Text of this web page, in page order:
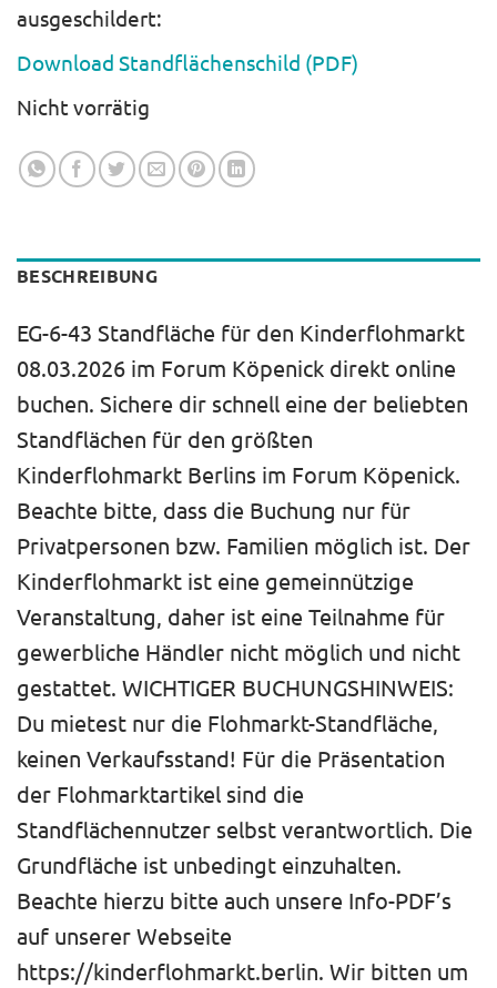
ausgeschildert:
Download Standflächenschild (PDF)
Nicht vorrätig
BESCHREIBUNG
EG-6-43 Standfläche für den Kinderflohmarkt
08.03.2026 im Forum Köpenick direkt online
buchen. Sichere dir schnell eine der beliebten
Standflächen für den größten
Kinderflohmarkt Berlins im Forum Köpenick.
Beachte bitte, dass die Buchung nur für
Privatpersonen bzw. Familien möglich ist. Der
Kinderflohmarkt ist eine gemeinnützige
Veranstaltung, daher ist eine Teilnahme für
gewerbliche Händler nicht möglich und nicht
gestattet. WICHTIGER BUCHUNGSHINWEIS:
Du mietest nur die Flohmarkt-Standfläche,
keinen Verkaufsstand! Für die Präsentation
der Flohmarktartikel sind die
Standflächennutzer selbst verantwortlich. Die
Grundfläche ist unbedingt einzuhalten.
Beachte hierzu bitte auch unsere Info-PDF’s
auf unserer Webseite
https://kinderflohmarkt.berlin. Wir bitten um